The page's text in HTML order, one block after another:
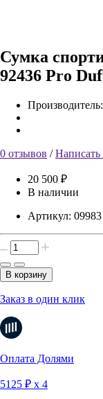
Сумка
92436 Pro
Производитель:
0 отзывов /Написать
20 500 ₽
В наличии
Артикул: 09983
В корзину
Заказ в один клик
Оплата Долями
5125 ₽ х 4